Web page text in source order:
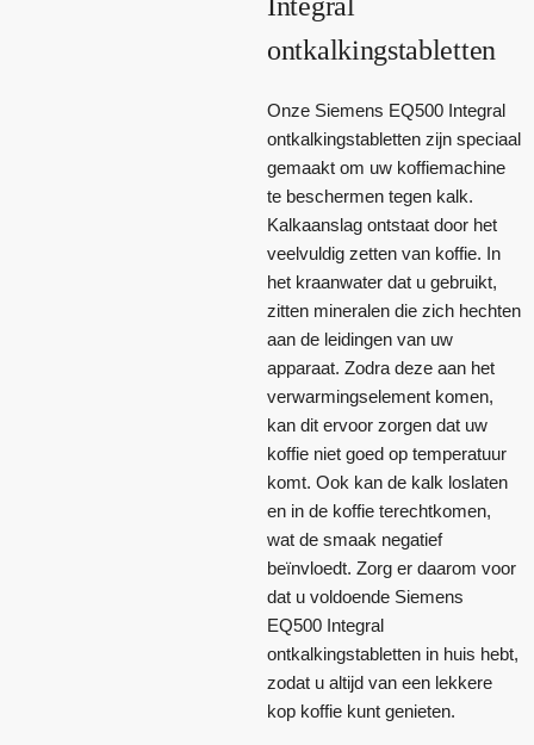
Integral
ontkalkingstabletten
Onze Siemens EQ500 Integral
ontkalkingstabletten zijn speciaal
gemaakt om uw koffiemachine
te beschermen tegen kalk.
Kalkaanslag ontstaat door het
veelvuldig zetten van koffie. In
het kraanwater dat u gebruikt,
zitten mineralen die zich hechten
aan de leidingen van uw
apparaat. Zodra deze aan het
verwarmingselement komen,
kan dit ervoor zorgen dat uw
koffie niet goed op temperatuur
komt. Ook kan de kalk loslaten
en in de koffie terechtkomen,
wat de smaak negatief
beïnvloedt. Zorg er daarom voor
dat u voldoende Siemens
EQ500 Integral
ontkalkingstabletten in huis hebt,
zodat u altijd van een lekkere
kop koffie kunt genieten.